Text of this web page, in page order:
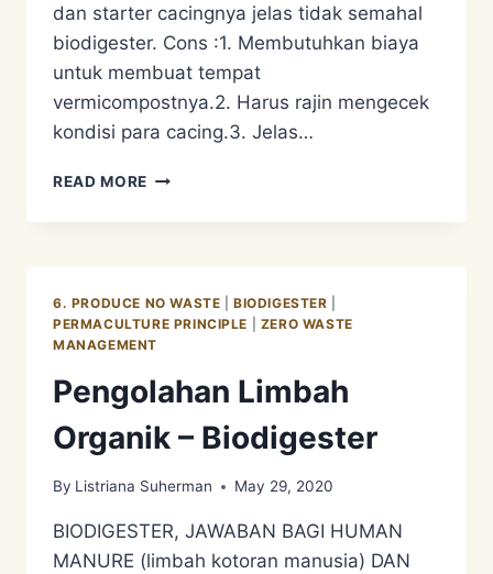
dan starter cacingnya jelas tidak semahal
biodigester. Cons :1. Membutuhkan biaya
untuk membuat tempat
vermicompostnya.2. Harus rajin mengecek
kondisi para cacing.3. Jelas…
READ MORE PENGOLAHAN
ORGANIK
COMPOSTING
6. PRODUCE NO WASTE |BIODIGESTER
PERMACULTURE PRINCIPLE
ZERO WASTE
MANAGEMENT
Pengolahan Limbah
Organik – Biodigester
By Listriana Suherman May 29, 2020
BIODIGESTER, JAWABAN BAGI HUMAN
MANURE (limbah kotoran manusia) DAN